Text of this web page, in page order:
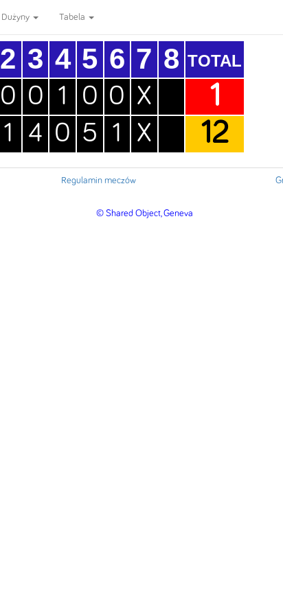
Dużyny Tabela
2
0
1
3
0
4
4
1
0
5
0
5
6
0
1
7
X
X
8 TOTAL
1
12
Regulamin meczów
© Shared Object, Geneva